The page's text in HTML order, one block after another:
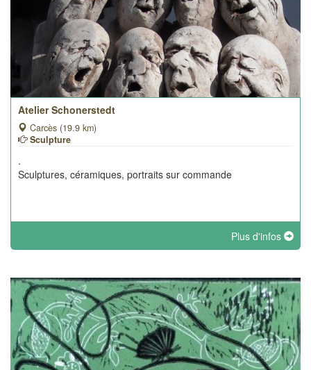
Atelier Schonerstedt
Carcès (19.9 km)
Sculpture
.
Sculptures, céramiques, portraits sur commande
Plus d'infos